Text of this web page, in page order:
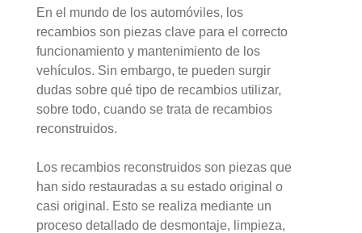
En el mundo de los automóviles, los
recambios son piezas clave para el correcto
funcionamiento y mantenimiento de los
vehículos. Sin embargo, te pueden surgir
dudas sobre qué tipo de recambios utilizar,
sobre todo, cuando se trata de recambios
reconstruidos.
Los recambios reconstruidos son piezas que
han sido restauradas a su estado original o
casi original. Esto se realiza mediante un
proceso detallado de desmontaje, limpieza,